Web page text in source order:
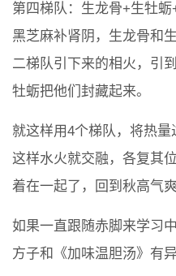
第四梯队：生龙骨+生牡
黑芝麻补肾阴，生龙骨和
二梯队引下来的相火，引
牡蛎把他们封藏起来。
就这样用4个梯队，将热量
这样水火就交融，各复其
着在一起了，回到秋高气
如果一直跟随赤脚来学习
方子和《加味温胆汤》有